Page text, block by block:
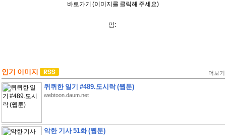
바로가기 (이미지를 클릭해 주세요)
펌:
인기 이미지 더보기
퀴퀴한 일기 #489.도시락 (웹툰)
webtoon.daum.net
악한 기사 51화 (웹툰)